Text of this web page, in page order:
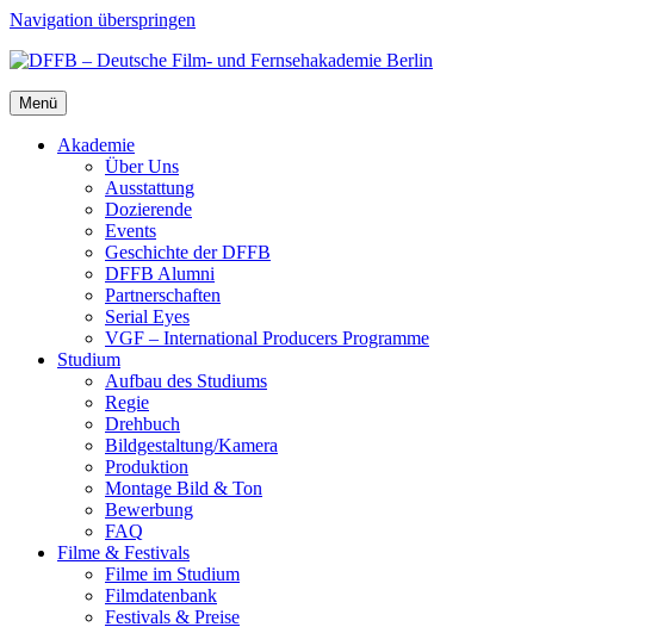
Navigation überspringen
Menü
Aka­de­mie
Über Uns
Aus­stat­tung
Dozie­ren­de
Events
Geschich­te der DFFB
DFFB Alum­ni
Part­ner­schaf­ten
Seri­al Eyes
VGF – Inter­na­tio­nal Pro­du­cers Pro­gram­me
Stu­di­um
Auf­bau des Stu­di­ums
Regie
Dreh­buch
Bildgestaltung/​​Kamera
Pro­duk­ti­on
Mon­ta­ge Bild & Ton
Bewer­bung
FAQ
Fil­me & Fes­ti­vals
Fil­me im Stu­di­um
Film­da­ten­bank
Fes­ti­vals & Prei­se